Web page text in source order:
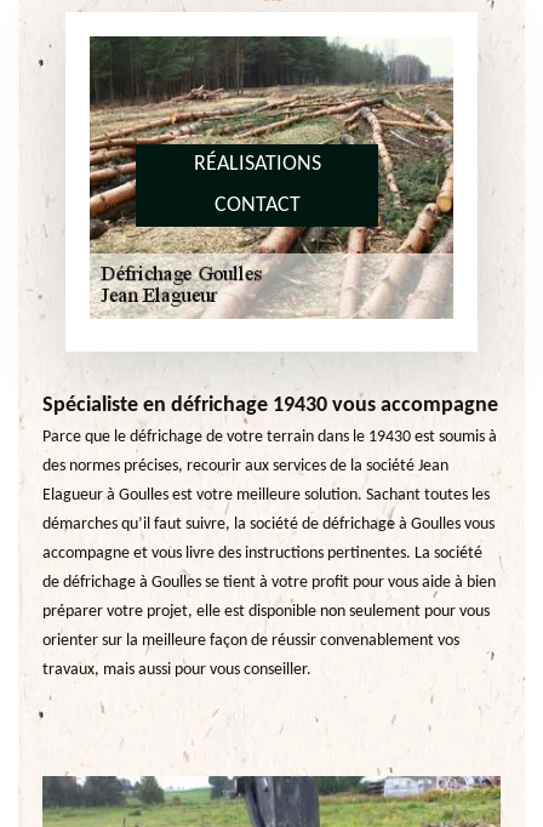
RÉALISATIONS
CONTACT
Spécialiste en défrichage 19430 vous accompagne
Parce que le défrichage de votre terrain dans le 19430 est soumis à
des normes précises, recourir aux services de la société Jean
Elagueur à Goulles est votre meilleure solution. Sachant toutes les
démarches qu’il faut suivre, la société de défrichage à Goulles vous
accompagne et vous livre des instructions pertinentes. La société
de défrichage à Goulles se tient à votre profit pour vous aide à bien
préparer votre projet, elle est disponible non seulement pour vous
orienter sur la meilleure façon de réussir convenablement vos
travaux, mais aussi pour vous conseiller.